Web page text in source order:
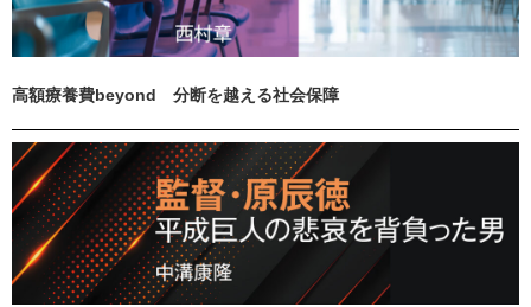
高額療養費beyond 分断を越える社会保障